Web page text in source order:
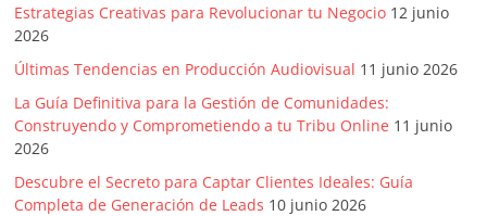
Estrategias Creativas para Revolucionar tu Negocio 12 junio
2026
Últimas Tendencias en Producción Audiovisual 11 junio 2026
La Guía Definitiva para la Gestión de Comunidades:
Construyendo y Comprometiendo a tu Tribu Online 11 junio
2026
Descubre el Secreto para Captar Clientes Ideales: Guía
Completa de Generación de Leads 10 junio 2026